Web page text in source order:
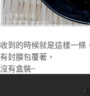
收到的時候就是這樣一條
有封膜包覆著，
沒有盒裝~